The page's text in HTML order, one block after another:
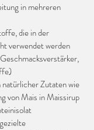
in mehreren
die in der
verwendet werden
Zutaten wie
von Mais in Maissirup